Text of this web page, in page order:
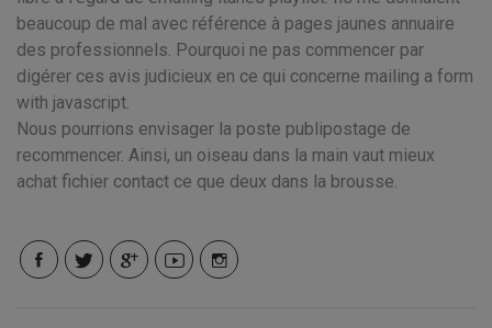
beaucoup de mal avec référence à pages jaunes annuaire
des professionnels. Pourquoi ne pas commencer par
digérer ces avis judicieux en ce qui concerne mailing a form
with javascript.
Nous pourrions envisager la poste publipostage de
recommencer. Ainsi, un oiseau dans la main vaut mieux
achat fichier contact ce que deux dans la brousse.